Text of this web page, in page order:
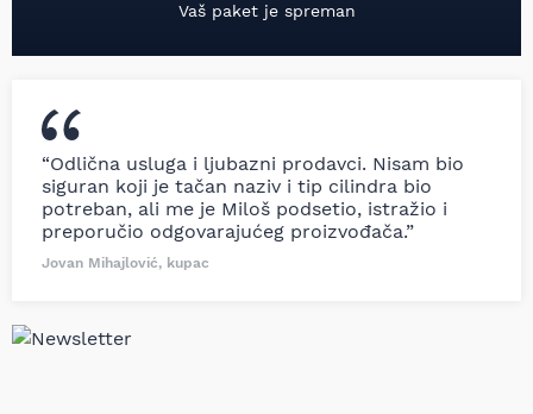
Vaš paket je spreman
“Odlična usluga i ljubazni prodavci. Nisam bio
siguran koji je tačan naziv i tip cilindra bio
potreban, ali me je Miloš podsetio, istražio i
preporučio odgovarajućeg proizvođača.”
Jovan Mihajlović, kupac